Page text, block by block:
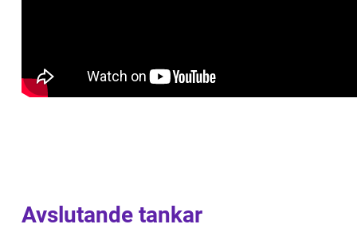
Avslutande tankar